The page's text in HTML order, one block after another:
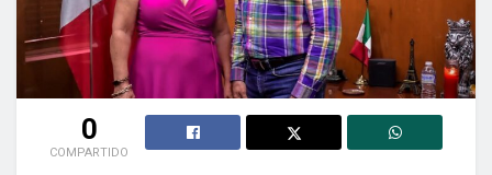
0
COMPARTIDO